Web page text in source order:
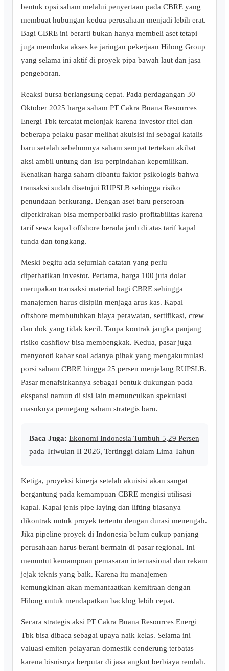
bentuk opsi saham melalui penyertaan pada CBRE yang
membuat hubungan kedua perusahaan menjadi lebih erat.
Bagi CBRE ini berarti bukan hanya membeli aset tetapi
juga membuka akses ke jaringan pekerjaan Hilong Group
yang selama ini aktif di proyek pipa bawah laut dan jasa
pengeboran.
Reaksi bursa berlangsung cepat. Pada perdagangan 30
Oktober 2025 harga saham PT Cakra Buana Resources
Energi Tbk tercatat melonjak karena investor ritel dan
beberapa pelaku pasar melihat akuisisi ini sebagai katalis
baru setelah sebelumnya saham sempat tertekan akibat
aksi ambil untung dan isu perpindahan kepemilikan.
Kenaikan harga saham dibantu faktor psikologis bahwa
transaksi sudah disetujui RUPSLB sehingga risiko
penundaan berkurang. Dengan aset baru perseroan
diperkirakan bisa memperbaiki rasio profitabilitas karena
tarif sewa kapal offshore berada jauh di atas tarif kapal
tunda dan tongkang.
Meski begitu ada sejumlah catatan yang perlu
diperhatikan investor. Pertama, harga 100 juta dolar
merupakan transaksi material bagi CBRE sehingga
manajemen harus disiplin menjaga arus kas. Kapal
offshore membutuhkan biaya perawatan, sertifikasi, crew
dan dok yang tidak kecil. Tanpa kontrak jangka panjang
risiko cashflow bisa membengkak. Kedua, pasar juga
menyoroti kabar soal adanya pihak yang mengakumulasi
porsi saham CBRE hingga 25 persen menjelang RUPSLB.
Pasar menafsirkannya sebagai bentuk dukungan pada
ekspansi namun di sisi lain memunculkan spekulasi
masuknya pemegang saham strategis baru.
Baca Juga: Ekonomi Indonesia Tumbuh 5,29 Persen
pada Triwulan II 2026, Tertinggi dalam Lima Tahun
Ketiga, proyeksi kinerja setelah akuisisi akan sangat
bergantung pada kemampuan CBRE mengisi utilisasi
kapal. Kapal jenis pipe laying dan lifting biasanya
dikontrak untuk proyek tertentu dengan durasi menengah.
Jika pipeline proyek di Indonesia belum cukup panjang
perusahaan harus berani bermain di pasar regional. Ini
menuntut kemampuan pemasaran internasional dan rekam
jejak teknis yang baik. Karena itu manajemen
kemungkinan akan memanfaatkan kemitraan dengan
Hilong untuk mendapatkan backlog lebih cepat.
Secara strategis aksi PT Cakra Buana Resources Energi
Tbk bisa dibaca sebagai upaya naik kelas. Selama ini
valuasi emiten pelayaran domestik cenderung terbatas
karena bisnisnya berputar di jasa angkut berbiaya rendah.